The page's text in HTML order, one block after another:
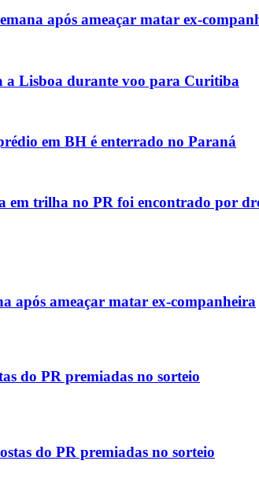
após ameaçar matar ex-
a Lisboa durante voo para Curitiba
em BH é enterrado no Paraná
em trilha no PR foi encontrado por
após ameaçar matar ex-companheira
do PR premiadas no sorteio
do PR premiadas no sorteio